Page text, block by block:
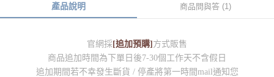
產品說明 商品問與答 (1)
官網採[追加預購]方式販售
商品追加時間為下單日後7-30個工作天不含假日
追加期間若不幸發生斷貨 / 停產將第一時間mail通知您